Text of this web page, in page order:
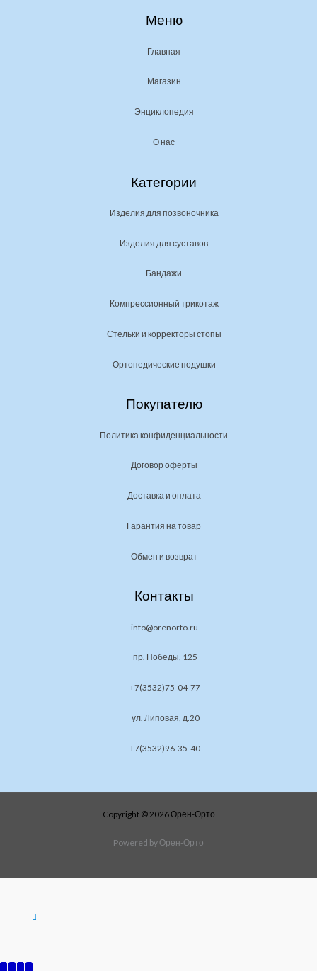
Меню
Главная
Магазин
Энциклопедия
О нас
Категории
Изделия для позвоночника
Изделия для суставов
Бандажи
Компрессионный трикотаж
Стельки и корректоры стопы
Ортопедические подушки
Покупателю
Политика конфиденциальности
Договор оферты
Доставка и оплата
Гарантия на товар
Обмен и возврат
Контакты
info@orenorto.ru
пр. Победы, 125
+7(3532)75-04-77
ул. Липовая, д.20
+7(3532)96-35-40
Copyright © 2026 Орен-Орто
Powered by Орен-Орто